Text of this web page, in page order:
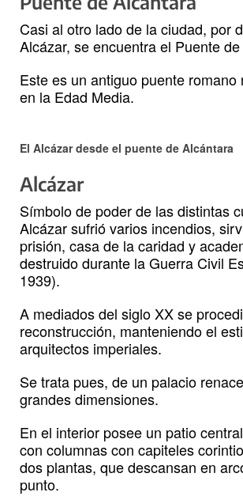
Casi al otro lado de la ciudad, por
Alcázar, se encuentra el Puente
Este es un antiguo puente romano
en la Edad Media.
El Alcázar desde el puente de Alcántara
Alcázar
Símbolo de poder de las distintas
Alcázar sufrió varios incendios,
prisión, casa de la caridad y
destruido durante la Guerra Civil
1939).
A mediados del siglo XX se
reconstrucción, manteniendo el
arquitectos imperiales.
Se trata pues, de un palacio
grandes dimensiones.
En el interior posee un patio
con columnas con capiteles
dos plantas, que descansan en
punto.